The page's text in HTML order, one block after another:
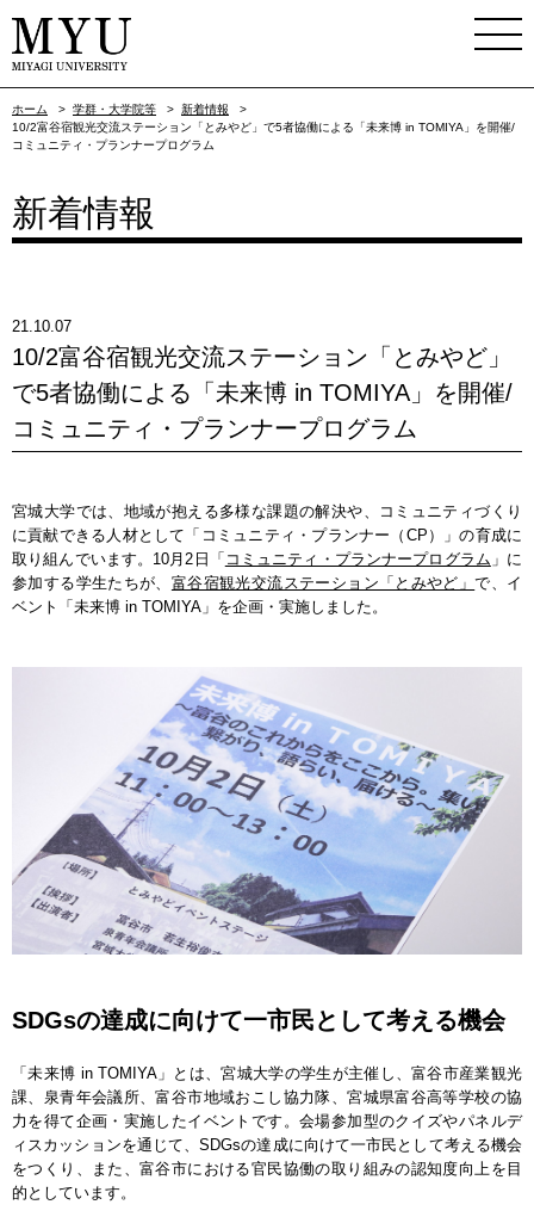
ホーム > 学群・大学院等 > 新着情報
>
10/2富谷宿観光交流ステーション「とみやど」で5者協働による「未来博 in TOMIYA」を開催/
コミュニティ・プランナープログラム
新着情報
21.10.07
10/2富谷宿観光交流ステーション「とみやど」
で5者協働による「未来博 in TOMIYA」を開催/
コミュニティ・プランナープログラム
宮城大学では、地域が抱える多様な課題の解決や、コミュニティづくり
に貢献できる人材として「コミュニティ・プランナー（CP）」の育成に
取り組んでいます。10月2日「 コミュニティ・プランナープログラム 」に
参加する学生たちが、 富谷宿観光交流ステーション「とみやど」で、イ
ベント「未来博 in TOMIYA」を企画・実施しました。
SDGsの達成に向けて一市民として考える機会
「未来博 in TOMIYA」とは、宮城大学の学生が主催し、富谷市産業観光
課、泉青年会議所、富谷市地域おこし協力隊、宮城県富谷高等学校の協
力を得て企画・実施したイベントです。会場参加型のクイズやパネルデ
ィスカッションを通じて、SDGsの達成に向けて一市民として考える機会
をつくり、また、富谷市における官民協働の取り組みの認知度向上を目
的としています。